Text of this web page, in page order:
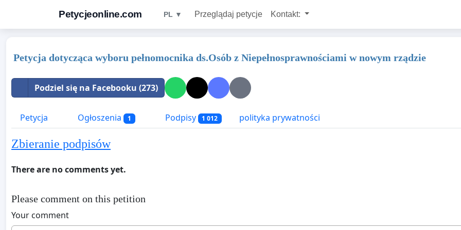
Petycjeonline.com PL ▼ Przeglądaj petycje Kontakt:
Petycja dotycząca wyboru pełnomocnika ds.Osób z Niepełnosprawnościami w nowym rządzie
Podziel się na Facebooku (273)
Petycja Ogłoszenia 1 Podpisy 1 012 polityka prywatności
Zbieranie podpisów
There are no comments yet.
Please comment on this petition
Your comment